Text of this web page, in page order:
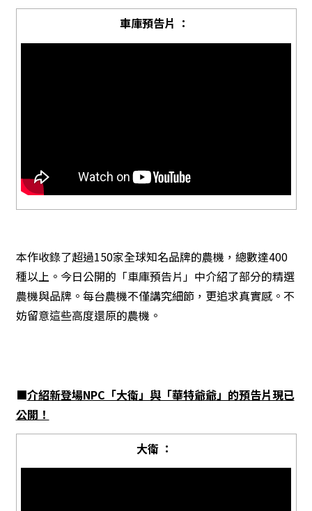
車庫預告片 ：
本作收錄了超過150家全球知名品牌的農機，總數達400
種以上。今日公開的「車庫預告片」中介紹了部分的精選
農機與品牌。每台農機不僅講究細節，更追求真實感。不
妨留意這些高度還原的農機。
■介紹新登場NPC「大衛」與「華特爺爺」的預告片現已
公開！
大衛 ：